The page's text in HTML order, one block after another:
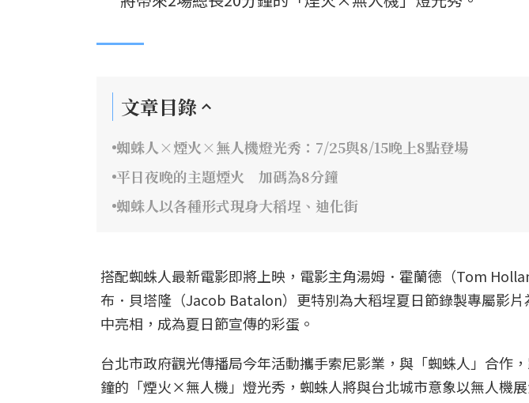
文章目錄
蜘蛛人×煙火×無人機燈光秀：7/25與8/15晚上8點登場
平日夜晚的主題煙火 加碼為8分鐘
蜘蛛人以各種形式現身大稻埕、迪化街
搭配蜘蛛人最新電影即將上映，電影主角湯姆．霍蘭德（Tom
布．貝塔隆（Jacob Batalon）更特別為大稻埕夏日節錄製專屬影
中亮相，成為夏日節宣傳的彩蛋。
台北市政府觀光傳播局今年活動攜手索尼影業，與「蜘蛛人」合作
鐘的「煙火×無人機」燈光秀，蜘蛛人將與台北城市意象以無人機